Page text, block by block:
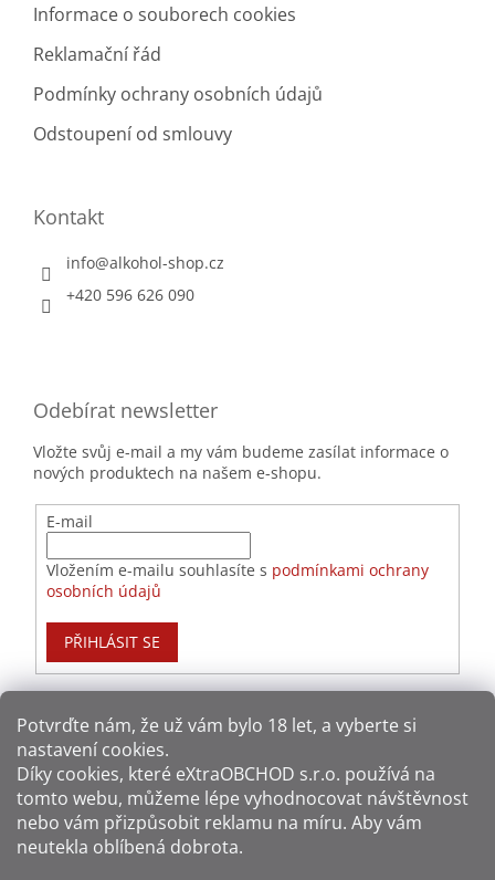
Potvrďte nám​​, že už vám bylo 18 let, a vyberte si
nastavení cookies.
Díky cookies, které eXtraOBCHOD s.r.o. používá na
tomto webu, můžeme lépe vyhodnocovat návštěvnost
nebo vám přizpůsobit reklamu na míru. Aby vám
neutekla oblíbená dobrota.
Informace o souborech cookies
Reklamační řád
Podmínky ochrany osobních údajů
Odstoupení od smlouvy
Kontakt
info@alkohol-shop.cz
+420 596 626 090
Odebírat newsletter
Vložte svůj e-mail a my vám budeme zasílat informace o
nových produktech na našem e-shopu.
E-mail
Vložením e-mailu souhlasíte s podmínkami ochrany
osobních údajů
PŘIHLÁSIT SE
Způsoby dopravy: